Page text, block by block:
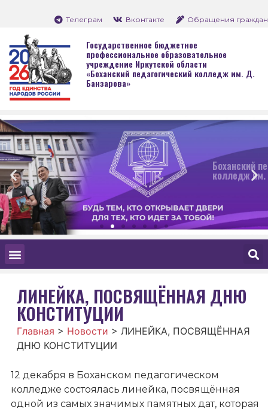
Телеграм Вконтакте Обращения граждан
Государственное бюджетное
профессиональное образовательное
учреждение Иркутской области
«Боханский педагогический колледж им. Д.
Банзарова»
Боханский педагогический
колледж им. Д. Банзарова
ЛИНЕЙКА, ПОСВЯЩËННАЯ ДНЮ
КОНСТИТУЦИИ
Главная > Новости > ЛИНЕЙКА, ПОСВЯЩËННАЯ
ДНЮ КОНСТИТУЦИИ
12 декабря в Боханском педагогическом
колледже состоялась линейка, посвящённая
одной из самых значимых памятных дат, которая